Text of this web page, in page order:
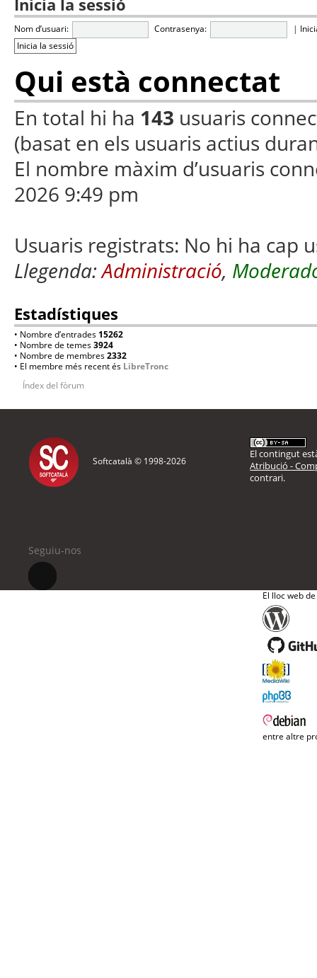
Inicia la sessió
Nom d’usuari: Contrasenya: |
Qui està connectat
En total hi ha 143 usuaris
(basat en els usuaris actius
El nombre màxim d’usuaris
2026 9:49 pm
Usuaris registrats: No hi ha cap
Llegenda:Administració,
Estadístiques
• Nombre d’entrades 15262
• Nombre de temes3924
• Nombre de membres2332
• El membre més recent és LibreTronc
Índex del fòrum
Softcatalà © 1998-2026
El contingut
Atribució -
contrari.
Seguiu-nos
El lloc web
entre altre